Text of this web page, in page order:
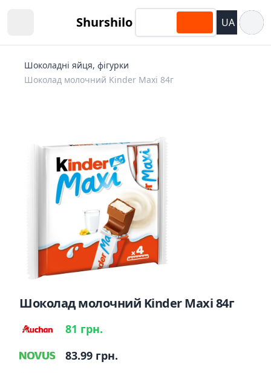
Shurshilo UA
Шоколадні яйця, фігурки
Шоколад молочний Kinder Maxi 84г
Шоколад молочний Kinder Maxi 84г
81 грн.
83.99 грн.